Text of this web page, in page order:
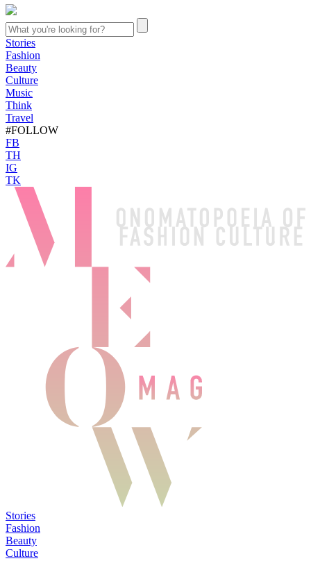
Stories
Fashion
Beauty
Culture
Music
Think
Travel
#FOLLOW
FB
TH
IG
TK
Stories
Fashion
Beauty
Culture